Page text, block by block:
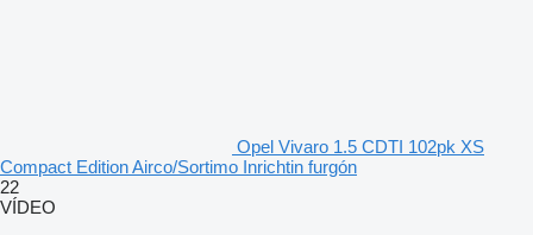
Opel Vivaro 1.5 CDTI 102pk XS
Compact Edition Airco/Sortimo Inrichtin furgón
22
VÍDEO